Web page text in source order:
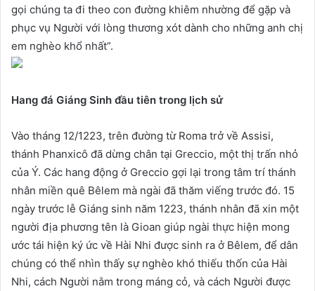
gọi chúng ta đi theo con đường khiêm nhường để gặp và
phục vụ Người với lòng thương xót dành cho những anh chị
em nghèo khổ nhất”.
Hang đá Giáng Sinh đầu tiên trong lịch sử
Vào tháng 12/1223, trên đường từ Roma trở về Assisi,
thánh Phanxicô đã dừng chân tại Greccio, một thị trấn nhỏ
của Ý. Các hang động ở Greccio gợi lại trong tâm trí thánh
nhân miền quê Bêlem mà ngài đã thăm viếng trước đó. 15
ngày trước lễ Giáng sinh năm 1223, thánh nhân đã xin một
người địa phương tên là Gioan giúp ngài thực hiện mong
ước tái hiện ký ức về Hài Nhi được sinh ra ở Bêlem, để dân
chúng có thể nhìn thấy sự nghèo khó thiếu thốn của Hài
Nhi, cách Người nằm trong máng cỏ, và cách Người được